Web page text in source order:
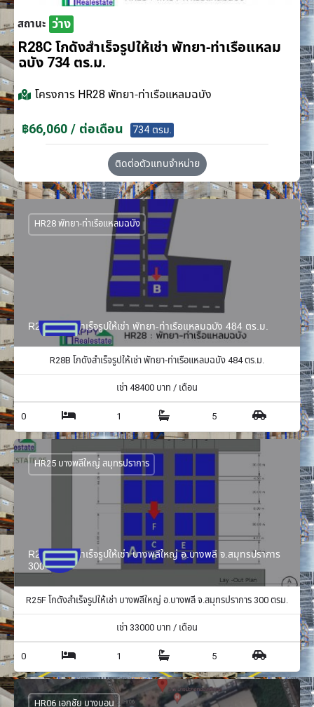
สถานะ ว่าง
R28C โกดังสำเร็จรูปให้เช่า พัทยา-ท่าเรือแหลม
ฉบัง 734 ตร.ม.
โครงการ HR28 พัทยา-ท่าเรือแหลมฉบัง
฿66,060 / ต่อเดือน 734 ตรม.
ติดต่อตัวแทนจำหน่าย
R28B โกดังสำเร็จรูปให้เช่า พัทยา-ท่าเรือแหลมฉบัง 484 ตร.ม.
HR28 พัทยา-ท่าเรือแหลมฉบัง
R28B โกดังสำเร็จรูปให้เช่า พัทยา-ท่าเรือแหลมฉบัง 484 ตร.ม.
เช่า48400 บาท / เดือน
0 1 5
R25F โกดังสำเร็จรูปให้เช่า บางพลีใหญ่ อ.บางพลี จ.สมุทรปราการ
300 ตรม.
HR25 บางพลีใหญ่ สมุทรปราการ
R25F โกดังสำเร็จรูปให้เช่า บางพลีใหญ่ อ.บางพลี จ.สมุทรปราการ 300 ตรม.
เช่า 33000 บาท / เดือน
0 1 5
HR06 เอกชัย บางบอน